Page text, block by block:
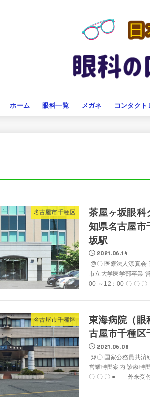
ホーム 眼科一覧 メガネ コンタクト
名古屋市千種区
茶屋ヶ坂眼科
知県名古屋市
坂駅
2021.06.14
@〇 医療法人涼真会
市立大学医学部卒業
00 ～12：00 〇 〇 〇
名古屋市千種区
東海病院（眼
古屋市千種区
2021.06.08
@〇 国家公務員共
営業時間案内 診療時
〇 〇 〇 ● – – 外来受